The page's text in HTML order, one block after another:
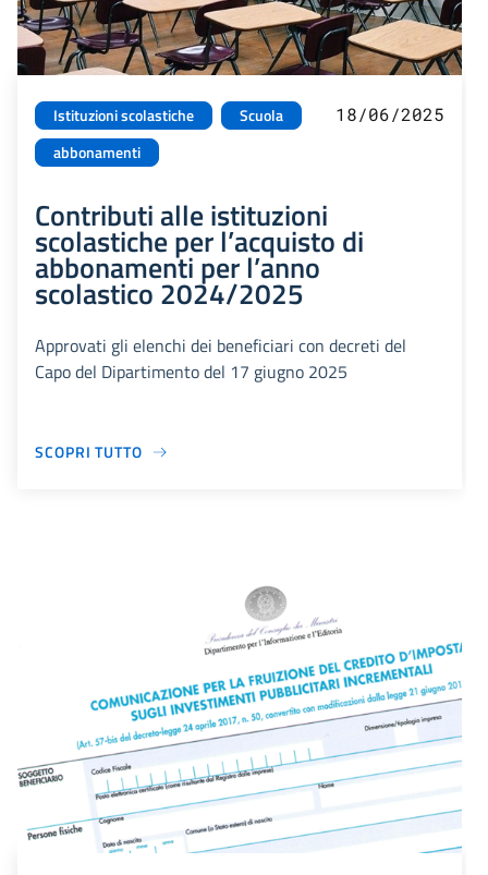
Istituzioni scolastiche
Scuola
abbonamenti
18/06/2025
Contributi alle istituzioni
scolastiche per l’acquisto di
abbonamenti per l’anno
scolastico 2024/2025
Approvati gli elenchi dei beneficiari con decreti del
Capo del Dipartimento del 17 giugno 2025
SCOPRI TUTTO